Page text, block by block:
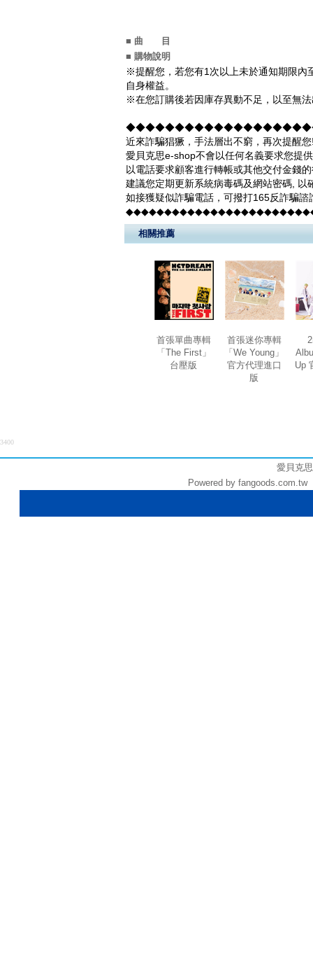
■ 曲 目
■ 購物說明
※提醒您，若您有1次以上未於通知期限內
自身權益。
※在您訂購後若因庫存異動不足，以至無
近來詐騙猖獗，手法層出不窮，再次提醒
愛貝克思e-shop不會以任何名義要求您提
以電話要求顧客進行轉帳或其他交付金錢
建議您定期更新系統病毒碼及網站密碼, 以
如接獲疑似詐騙電話，可撥打165反詐騙諮
相關推薦
首張單曲專輯
「The First」
台壓版
首張迷你專輯
「We Young」
官方代理進口
版
Up
3400
愛貝克
Powered by fangoods.com.tw 風